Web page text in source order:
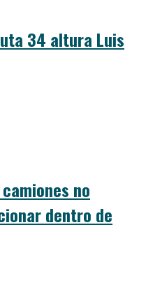
34 altura Luis
no
dentro de